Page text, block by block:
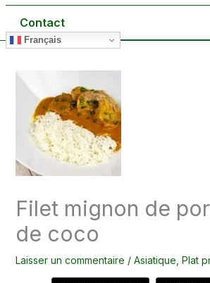
Contact
Français
Filet mignon de
de coco
Laisser un commentaire / Asiatique Plat